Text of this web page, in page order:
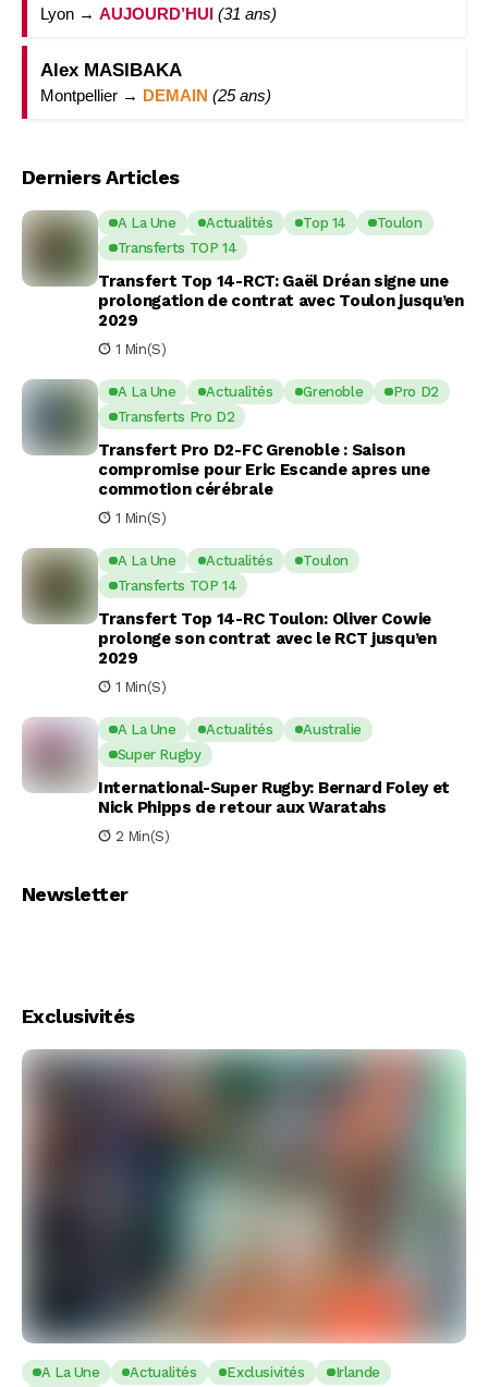
Lyon → AUJOURD’HUI (31 ans)
Alex MASIBAKA
Montpellier → DEMAIN (25 ans)
Derniers Articles
A La Une Actualités Top 14
Toulon
Transferts TOP 14
Transfert Top 14-RCT: Gaël Dréan signe une
prolongation de contrat avec Toulon jusqu’en
2029
1 Min(s)
A La Une Actualités Grenoble
Pro D2
Transferts Pro D2
Transfert Pro D2-FC Grenoble : Saison
compromise pour Eric Escande apres une
commotion cérébrale
1 Min(s)
A La Une Actualités
Toulon
Transferts TOP 14
Transfert Top 14-RC Toulon: Oliver Cowie
prolonge son contrat avec le RCT jusqu’en
2029
1 Min(s)
A La Une Actualités
Australie
Super Rugby
International-Super Rugby: Bernard Foley et
Nick Phipps de retour aux Waratahs
2 Min(s)
Newsletter
Exclusivités
A La Une Actualités Exclusivités Irlande